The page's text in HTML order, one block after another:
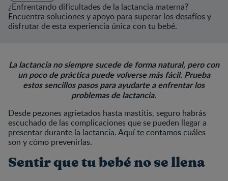
¿Enfrentando dificultades de la lactancia materna?
Encuentra soluciones y apoyo para superar los desafíos y
disfrutar de esta experiencia única con tu bebé.
La lactancia no siempre sucede de forma natural, pero con
un poco de práctica puede volverse más fácil. Prueba
estos sencillos pasos para ayudarte a enfrentar los
problemas de lactancia.
Desde pezones agrietados hasta mastitis, seguro habrás
escuchado de las complicaciones que se pueden llegar a
presentar durante la lactancia. Aquí te contamos cuáles
son y cómo prevenirlas.
Sentir que tu bebé no se llena